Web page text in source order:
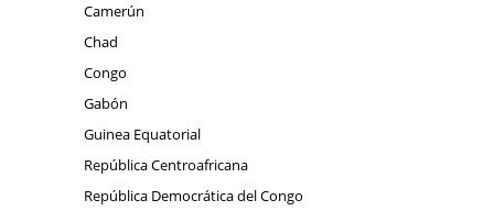
Camerún
Chad
Congo
Gabón
Guinea Equatorial
República Centroafricana
República Democrática del Congo